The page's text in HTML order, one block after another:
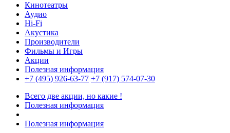
Кинотеатры
Аудио
Hi-Fi
Акустика
Производители
Фильмы и Игры
Акции
Полезная информация
+7 (495) 926-63-77 +7 (917) 574-07-30
Всего две акции, но какие !
Полезная информация
Полезная информация